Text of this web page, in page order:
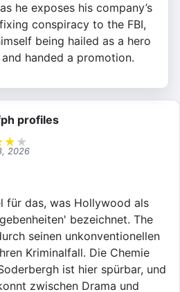
he exposes his company’s
conspiracy to the FBI,
being hailed as a hero
handed a promotion.
profiles
★ ★
2026
für das, was Hollywood als
bezeichnet. The
seinen unkonventionellen
Kriminalfall. Die Chemie
ist hier spürbar, und
zwischen Drama und